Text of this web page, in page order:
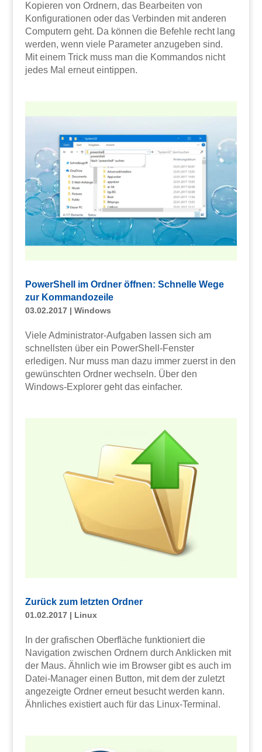
Kopieren von Ordnern, das Bearbeiten von
Konfigurationen oder das Verbinden mit anderen
Computern geht. Da können die Befehle recht lang
werden, wenn viele Parameter anzugeben sind.
Mit einem Trick muss man die Kommandos nicht
jedes Mal erneut eintippen.
PowerShell im Ordner öffnen: Schnelle Wege
zur Kommandozeile
03.02.2017| Windows
Viele Administrator-Aufgaben lassen sich am
schnellsten über ein PowerShell-Fenster
erledigen. Nur muss man dazu immer zuerst in den
gewünschten Ordner wechseln. Über den
Windows-Explorer geht das einfacher.
Zurück zum letzten Ordner
01.02.2017| Linux
In der grafischen Oberfläche funktioniert die
Navigation zwischen Ordnern durch Anklicken mit
der Maus. Ähnlich wie im Browser gibt es auch im
Datei-Manager einen Button, mit dem der zuletzt
angezeigte Ordner erneut besucht werden kann.
Ähnliches existiert auch für das Linux-Terminal.